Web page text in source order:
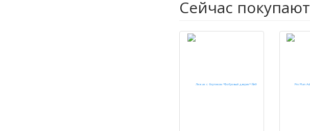
Сейчас покупают